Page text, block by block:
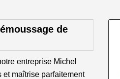
de
entreprise Michel
maîtrise parfaitement